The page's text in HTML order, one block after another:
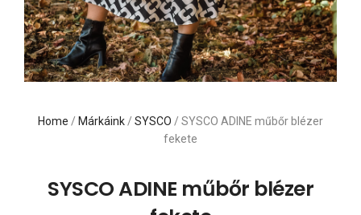
Home / Márkáink / SYSCO / SYSCO ADINE műbőr blézer
fekete
SYSCO ADINE műbőr blézer